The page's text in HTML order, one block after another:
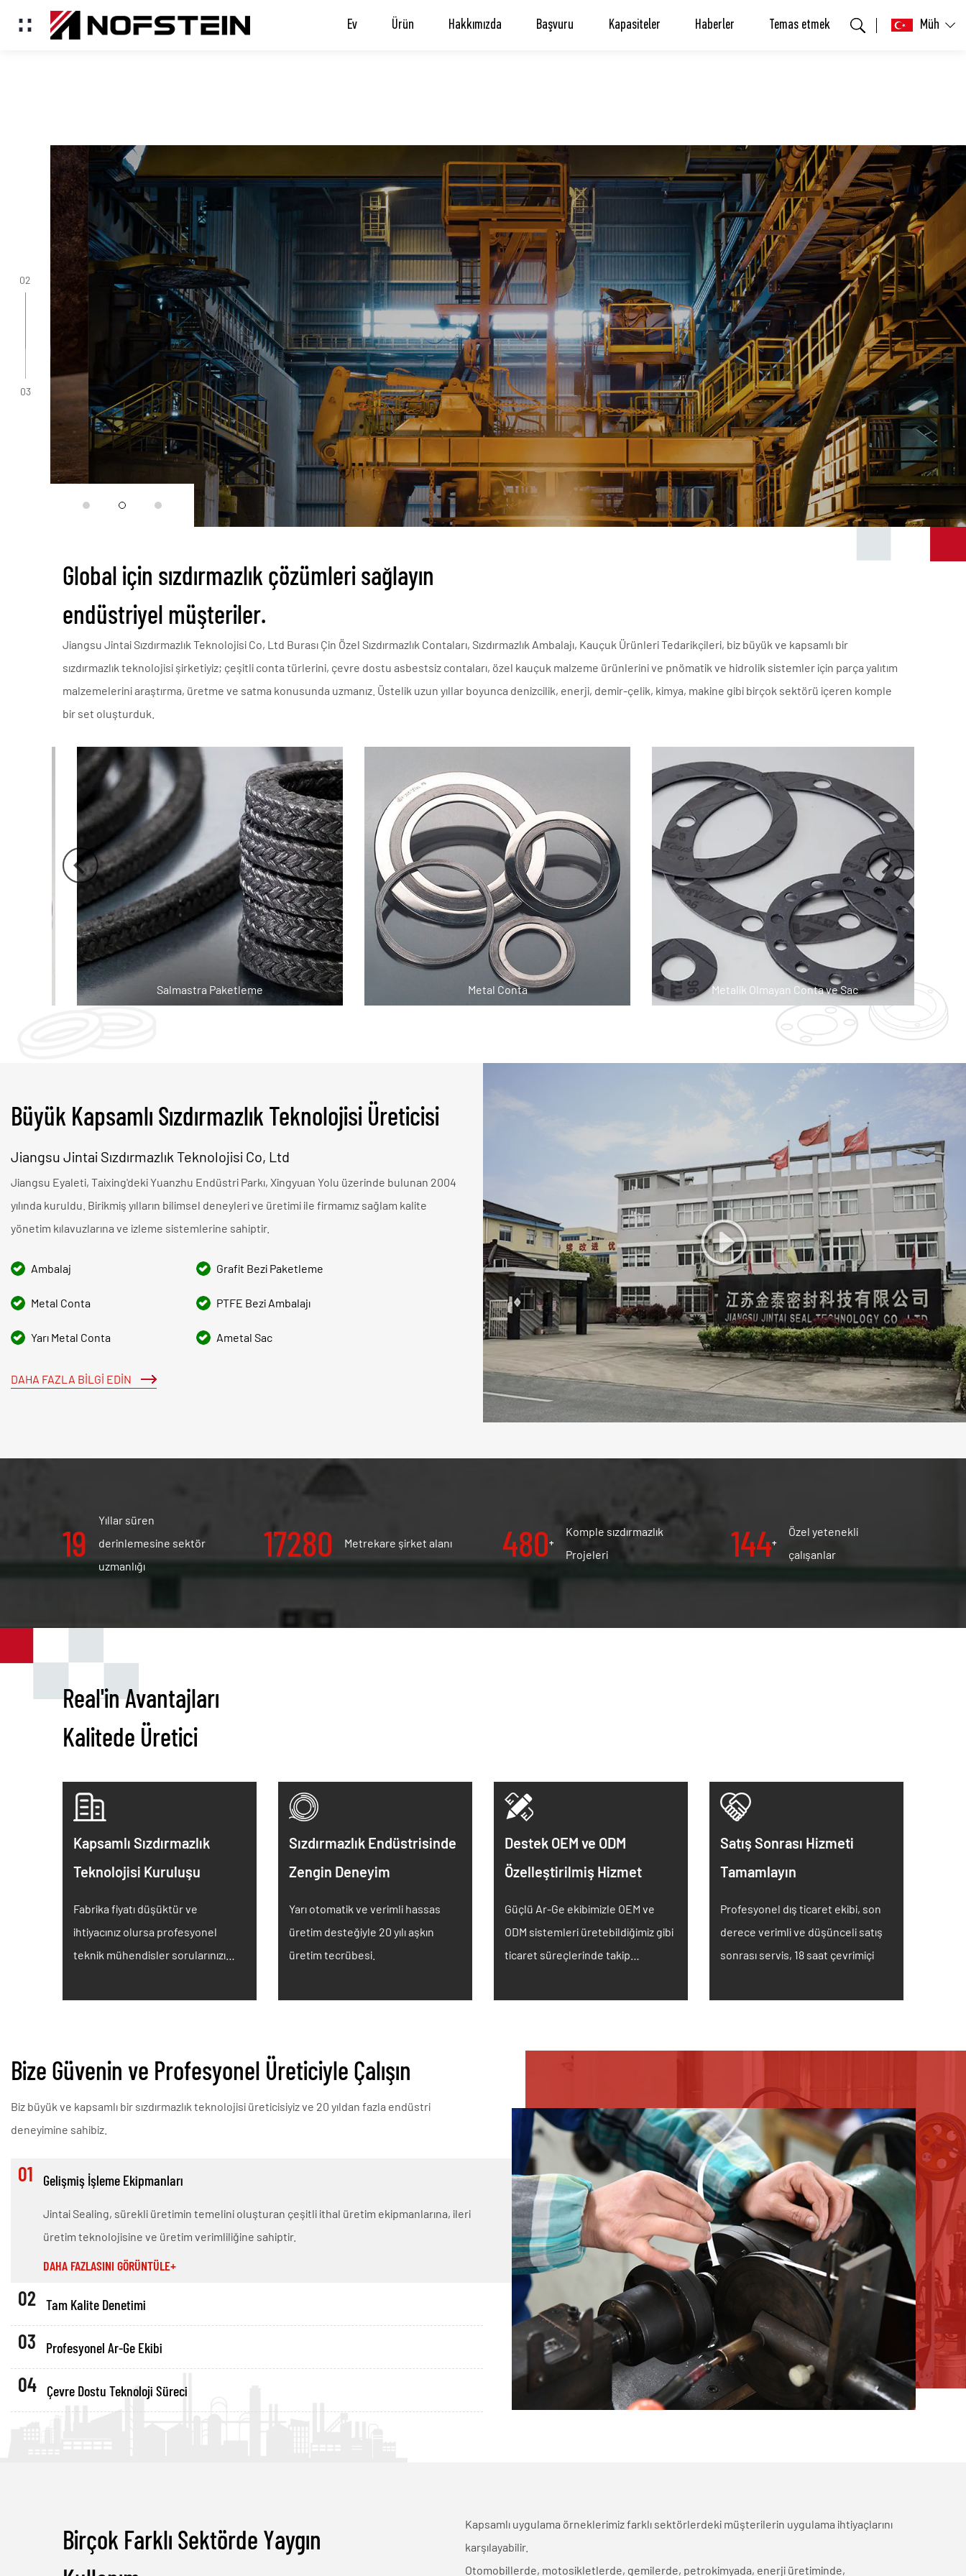
Ev Ürün Hakkımızda Başvuru Kapasiteler Haberler Temas etmek Müh
Çelik eritme contaları
Daha Fazlasını Keşfedin
02
03
Global için sızdırmazlık çözümleri sağlayın
endüstriyel müşteriler.
Jiangsu Jintai Sızdırmazlık Teknolojisi Co, Ltd Burası Çin Özel Sızdırmazlık Contaları, Sızdırmazlık Ambalajı, Kauçuk Ürünleri Tedarikçileri, biz büyük ve kapsamlı bir
sızdırmazlık teknolojisi şirketiyiz; çeşitli conta türlerini, çevre dostu asbestsiz contaları, özel kauçuk malzeme ürünlerini ve pnömatik ve hidrolik sistemler için parça yalıtım
malzemelerini araştırma, üretme ve satma konusunda uzmanız. Üstelik uzun yıllar boyunca denizcilik, enerji, demir-çelik, kimya, makine gibi birçok sektörü içeren komple
bir set oluşturduk.
Salmastra Paketleme Metal Conta Metalik Olmayan Conta ve Sac
Büyük Kapsamlı Sızdırmazlık Teknolojisi Üreticisi
Jiangsu Jintai Sızdırmazlık Teknolojisi Co, Ltd
Jiangsu Eyaleti, Taixing'deki Yuanzhu Endüstri Parkı, Xingyuan Yolu üzerinde bulunan 2004
yılında kuruldu. Birikmiş yılların bilimsel deneyleri ve üretimi ile firmamız sağlam kalite
yönetim kılavuzlarına ve izleme sistemlerine sahiptir.
Ambalaj Grafit Bezi Paketleme
Metal Conta PTFE Bezi Ambalajı
Yarı Metal Conta Ametal Sac
DAHA FAZLA BILGI EDIN
20
Yıllar süren
derinlemesine sektör
uzmanlığı
18000 Metrekare şirket alanı 500+
Komple sızdırmazlık
Projeleri
150+
Özel yetenekli
çalışanlar
Real'in Avantajları
Kalitede Üretici
Kapsamlı Sızdırmazlık
Teknolojisi Kuruluşu
Fabrika fiyatı düşüktür ve
ihtiyacınız olursa profesyonel
teknik mühendisler sorularınızı
Sızdırmazlık Endüstrisinde
Zengin Deneyim
Yarı otomatik ve verimli hassas
üretim desteğiyle 20 yılı aşkın
üretim tecrübesi.
Destek OEM ve ODM
Özelleştirilmiş Hizmet
Güçlü Ar-Ge ekibimizle OEM ve
ODM sistemleri üretebildiğimiz gibi
ticaret süreçlerinde takip
Satış Sonrası Hizmeti
Tamamlayın
Profesyonel dış ticaret ekibi, son
derece verimli ve düşünceli satış
sonrası servis, 18 saat çevrimiçi
Bize Güvenin ve Profesyonel Üreticiyle Çalışın
Biz büyük ve kapsamlı bir sızdırmazlık teknolojisi üreticisiyiz ve 20 yıldan fazla endüstri
deneyimine sahibiz.
01 Gelişmiş İşleme Ekipmanları
Jintai Sealing, sürekli üretimin temelini oluşturan çeşitli ithal üretim ekipmanlarına, ileri
üretim teknolojisine ve üretim verimliliğine sahiptir.
DAHA FAZLASINI GÖRÜNTÜLE+
02 Tam Kalite Denetimi
03 Profesyonel Ar-Ge Ekibi
04 Çevre Dostu Teknoloji Süreci
Birçok Farklı Sektörde Yaygın
Kapsamlı uygulama örneklerimiz farklı sektörlerdeki müşterilerin uygulama ihtiyaçlarını
karşılayabilir.
Otomobillerde, motosikletlerde, gemilerde, petrokimyada, enerji üretiminde,